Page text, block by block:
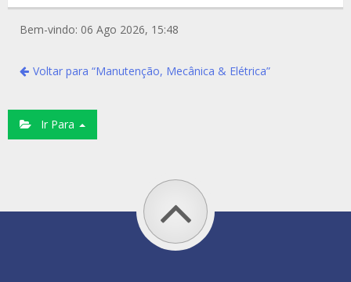
Bem-vindo: 06 Ago 2026, 15:48
Voltar para “Manutenção, Mecânica & Elétrica”
Ir Para